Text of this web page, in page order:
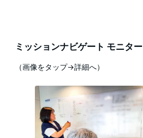
ミッションナビゲート モニター
（画像をタップ→詳細へ）